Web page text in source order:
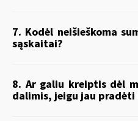
7. Kodėl neišieškoma
sąskaitai?
8. Ar galiu kreiptis dėl
dalimis, jeigu jau pradėti